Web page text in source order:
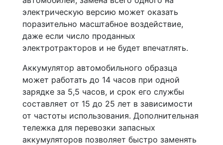
электрическую версию может оказать
поразительно масштабное воздействие,
даже если число проданных
электротракторов и не будет впечатлять.
Аккумулятор автомобильного образца
может работать до 14 часов при одной
зарядке за 5,5 часов, и срок его службы
составляет от 15 до 25 лет в зависимости
от частоты использования. Дополнительная
тележка для перевозки запасных
аккумуляторов позволяет быстро заменять